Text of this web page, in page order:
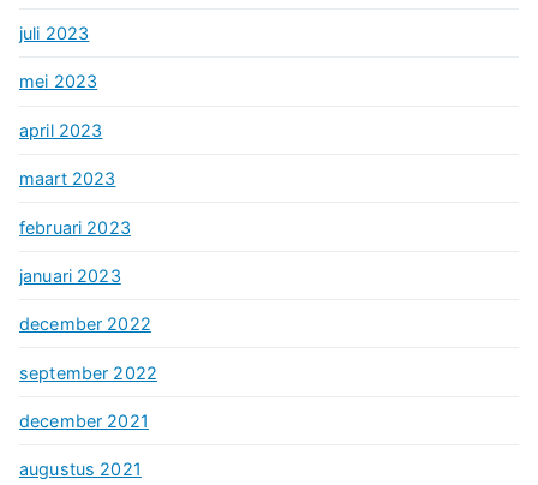
juli 2023
mei 2023
april 2023
maart 2023
februari 2023
januari 2023
december 2022
september 2022
december 2021
augustus 2021